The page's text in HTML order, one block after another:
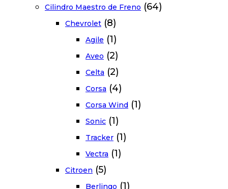
Cilindro Maestro de Freno (64)
Chevrolet (8)
Agile (1)
Aveo (2)
Celta (2)
Corsa (4)
Corsa Wind (1)
Sonic (1)
Tracker (1)
Vectra (1)
Citroen (5)
Berlingo (1)